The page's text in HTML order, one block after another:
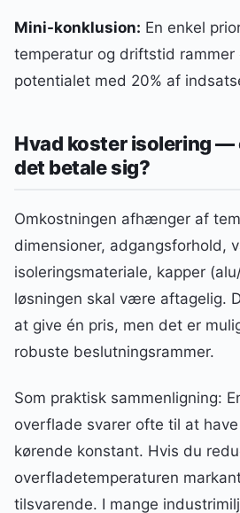
Mini-konklusion: En enkel
temperatur og driftstid rammer
potentialet med 20% af
Hvad koster isolering —
det betale sig?
Omkostningen afhænger af
dimensioner, adgangsforhold,
isoleringsmateriale, kapper
løsningen skal være aftagelig.
at give én pris, men det er
robuste beslutningsrammer.
Som praktisk sammenligning:
overflade svarer ofte til at
kørende konstant. Hvis du
overfladetemperaturen
tilsvarende. I mange